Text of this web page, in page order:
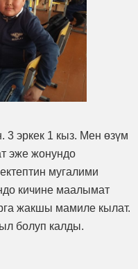
эркек 1 кыз. Мен өзүм
эже жонундо
мугалими
кичине маалымат
жакшы мамиле кылат.
болуп калды.